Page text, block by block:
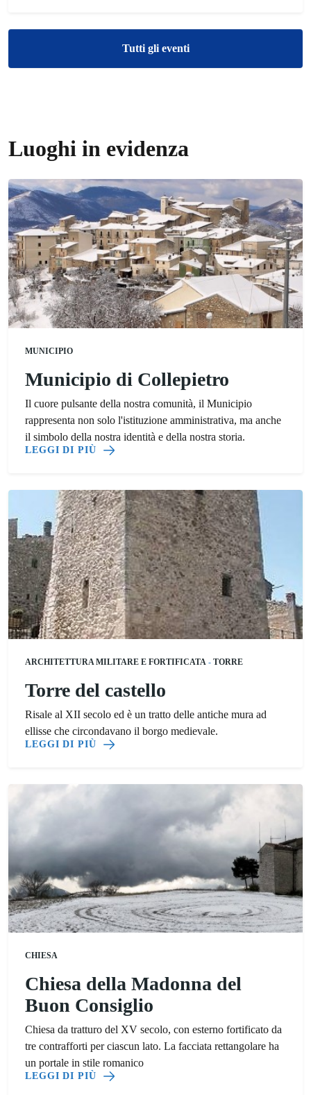
Tutti gli eventi
Luoghi in evidenza
MUNICIPIO
Municipio di Collepietro
Il cuore pulsante della nostra comunità, il Municipio
rappresenta non solo l'istituzione amministrativa, ma anche
il simbolo della nostra identità e della nostra storia.
LEGGI DI PIÙ
ARCHITETTURA MILITARE E FORTIFICATA - TORRE
Torre del castello
Risale al XII secolo ed è un tratto delle antiche mura ad
ellisse che circondavano il borgo medievale.
LEGGI DI PIÙ
CHIESA
Chiesa della Madonna del
Buon Consiglio
Chiesa da tratturo del XV secolo, con esterno fortificato da
tre contrafforti per ciascun lato. La facciata rettangolare ha
un portale in stile romanico
LEGGI DI PIÙ